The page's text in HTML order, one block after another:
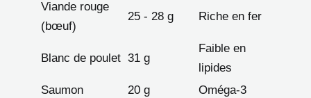
Viande rouge
(bœuf)
25 - 28 g Riche en fer
Blanc de poulet 31 g
Faible en
lipides
Saumon
20 g Oméga-3